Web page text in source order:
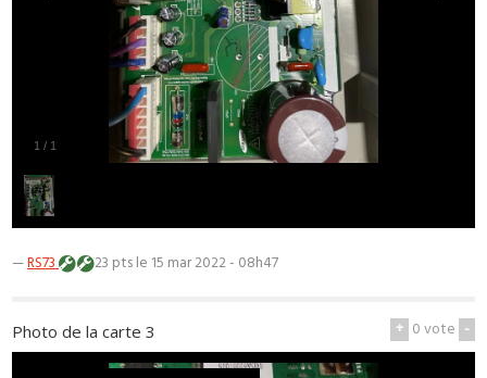
1 / 1
—RS73 23 ptsle 15 mar 2022 - 08h47
+ 0vote -
Photo de la carte 3